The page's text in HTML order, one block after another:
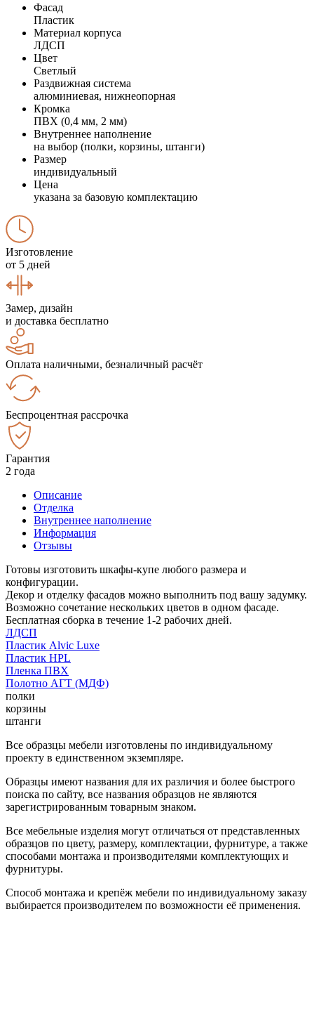
Фасад
Пластик
Материал корпуса
ЛДСП
Цвет
Светлый
Раздвижная система
алюминиевая, нижнеопорная
Кромка
ПВХ (0,4 мм, 2 мм)
Внутреннее наполнение
на выбор (полки, корзины, штанги)
Размер
индивидуальный
Цена
указана за базовую комплектацию
Изготовление
от 5 дней
Замер, дизайн
и доставка бесплатно
Оплата наличными, безналичный расчёт
Беспроцентная рассрочка
Гарантия
2 года
Описание
Отделка
Внутреннее наполнение
Информация
Отзывы
Готовы изготовить шкафы-купе любого размера и
конфигурации.
Декор и отделку фасадов можно выполнить под вашу задумку.
Возможно сочетание нескольких цветов в одном фасаде.
Бесплатная сборка в течение 1-2 рабочих дней.
ЛДСП
Пластик Alvic Luxe
Пластик HPL
Пленка ПВХ
Полотно АГТ (МДФ)
полки
корзины
штанги
Все образцы мебели изготовлены по индивидуальному
проекту в единственном экземпляре.
Образцы имеют названия для их различия и более быстрого
поиска по сайту, все названия образцов не являются
зарегистрированным товарным знаком.
Все мебельные изделия могут отличаться от представленных
образцов по цвету, размеру, комплектации, фурнитуре, а также
способами монтажа и производителями комплектующих и
фурнитуры.
Способ монтажа и крепёж мебели по индивидуальному заказу
выбирается производителем по возможности её применения.